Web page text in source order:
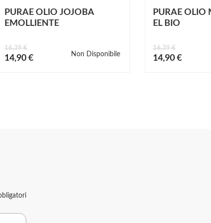
PURAE OLIO JOJOBA
EMOLLIENTE
Prezzo
speciale
14,90 €
16,39 €
Non Disponibile
PURAE OLIO
EL BIO
Prezzo
speciale
14,90 €
16,39 €